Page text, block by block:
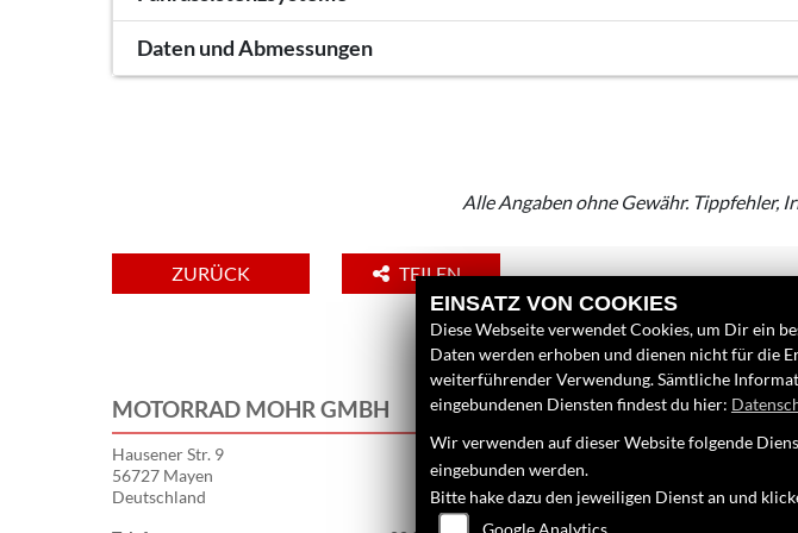
Daten und Abmessungen
Alle Angaben ohne Gewähr. Tippfehler,
ZURÜCK TEILEN
MOTORRAD MOHR GMBH
Hausener Str. 9
56727 Mayen
Deutschland
LINKS
Unternehmen
EINSATZ VON COOKIES
Diese Webseite verwendet Cookies, um Dir ein
Daten werden erhoben und dienen nicht für die
weiterführender Verwendung. Sämtliche
eingebundenen Diensten findest du hier:
Wir verwenden auf dieser Website folgende
eingebunden werden.
Bitte hake dazu den jeweiligen Dienst an und
Google Analytics